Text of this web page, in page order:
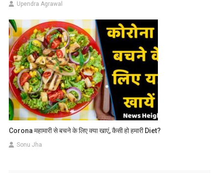
Upendra Agrawal
Corona महामारी से बचने के लिए क्या खाएं, कैसी हो हमारी Diet?
Sonu Jha